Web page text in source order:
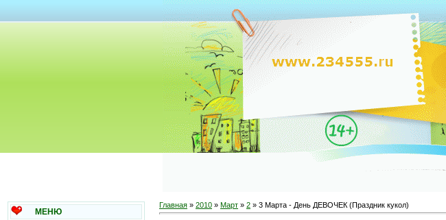
МЕНЮ
Главная » 2010 » Март » 2 » 3 Марта - День ДЕВОЧЕК (Праздник кукол)